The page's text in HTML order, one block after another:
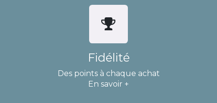
Fidélité
Des points à chaque achat
En savoir +